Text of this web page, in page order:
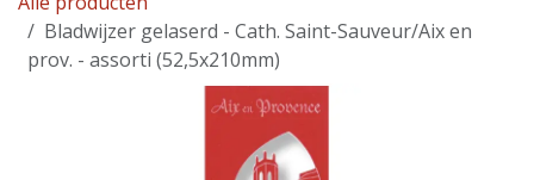
Bladwijzer gelaserd - Cath. Saint-Sauveur/Aix en
prov. - assorti (52,5x210mm)